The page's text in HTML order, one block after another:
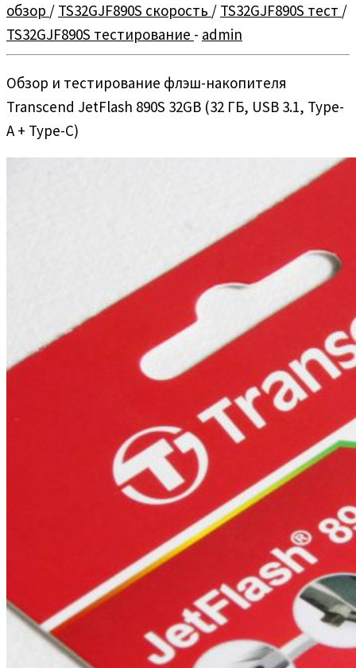
обзор / TS32GJF890S скорость / TS32GJF890S тест /
TS32GJF890S тестирование - admin
Обзор и тестирование флэш-накопителя
Transcend JetFlash 890S 32GB (32 ГБ, USB 3.1, Type-
A + Type-C)